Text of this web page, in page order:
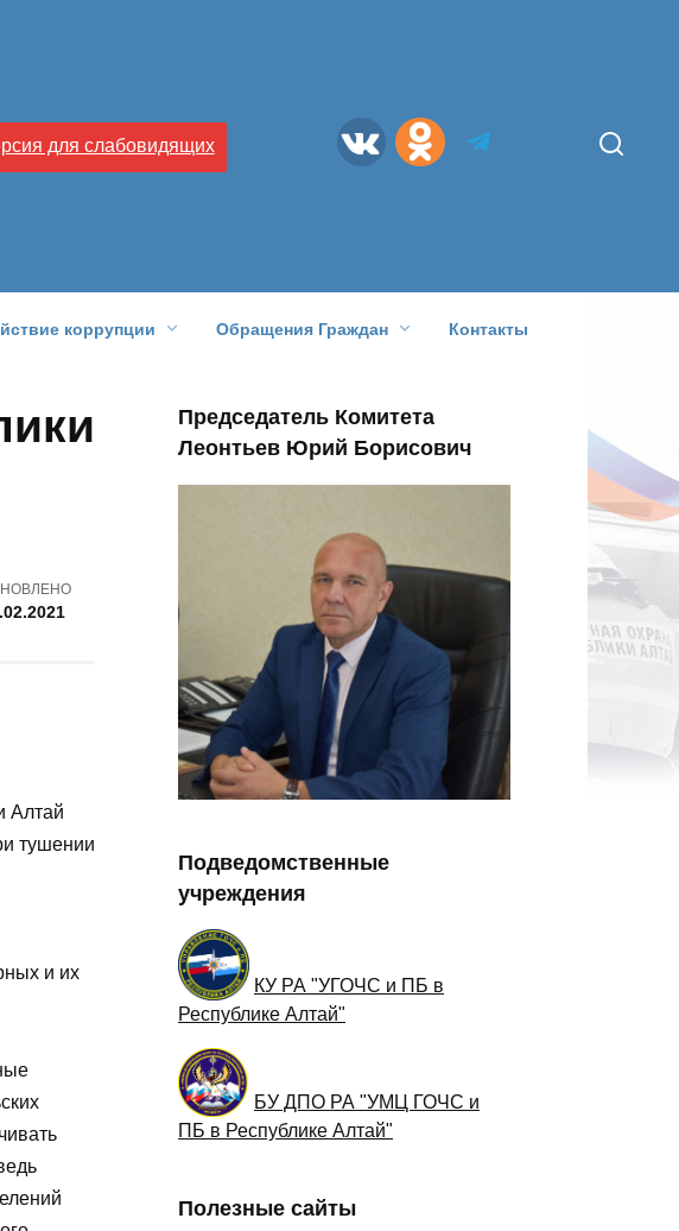
для слабовидящих
коррупции Обращения Граждан Контакты
Алтай
тушении
и их
Председатель Комитета
Леонтьев Юрий Борисович
Подведомственные
учреждения
КУ РА "УГОЧС и ПБ в
Республике Алтай"
БУ ДПО РА "УМЦ ГОЧС и
ПБ в Республике Алтай"
Полезные сайты